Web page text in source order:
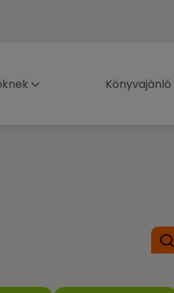
Könyvajánló